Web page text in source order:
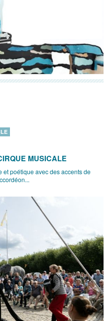
MUSICALE
et poétique avec des accents de